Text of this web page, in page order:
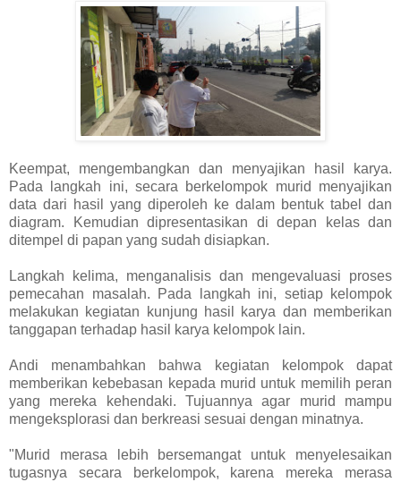
Keempat, mengembangkan dan menyajikan hasil karya.
Pada langkah ini, secara berkelompok murid menyajikan
data dari hasil yang diperoleh ke dalam bentuk tabel dan
diagram. Kemudian dipresentasikan di depan kelas dan
ditempel di papan yang sudah disiapkan.
Langkah kelima, menganalisis dan mengevaluasi proses
pemecahan masalah. Pada langkah ini, setiap kelompok
melakukan kegiatan kunjung hasil karya dan memberikan
tanggapan terhadap hasil karya kelompok lain.
Andi menambahkan bahwa kegiatan kelompok dapat
memberikan kebebasan kepada murid untuk memilih peran
yang mereka kehendaki. Tujuannya agar murid mampu
mengeksplorasi dan berkreasi sesuai dengan minatnya.
"Murid merasa lebih bersemangat untuk menyelesaikan
tugasnya secara berkelompok, karena mereka merasa